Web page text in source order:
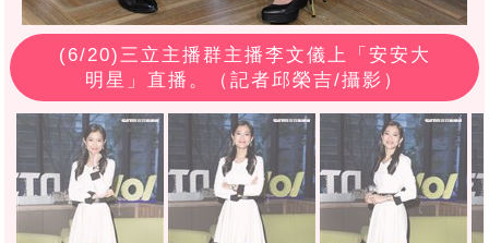
(6/20)三立主播群主播李文儀上「安安大
明星」直播。（記者邱榮吉/攝影）